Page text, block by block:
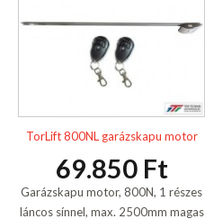
TorLift 800NL garázskapu motor
69.850 Ft
Garázskapu motor, 800N, 1 részes
láncos sínnel, max. 2500mm magas